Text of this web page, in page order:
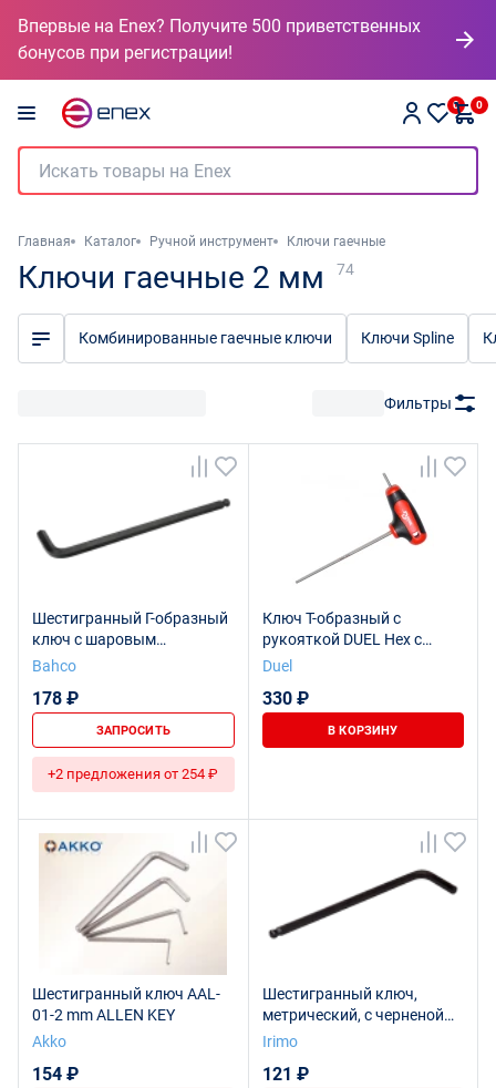
Впервые на Enex? Получите 500 приветственных
бонусов при регистрации!
0 0
Главная Каталог Ручной инструмент Ключи гаечные
Ключи гаечные 2 мм 74
Комбинированные гаечные ключи Ключи Spline
Фильтры
Шестигранный Г-образный
ключ с шаровым
наконечником, 2 мм
Bahco
178 ₽
ЗАПРОСИТЬ
+2 предложения от 254 ₽
Ключ Т-образный с
рукояткой DUEL Hex с
шаром 2мм, DL11-020-100
Duel
330 ₽
В КОРЗИНУ
Шестигранный ключ AAL-
01-2 mm ALLEN KEY
Akko
154 ₽
Шестигранный ключ,
метрический, с черненой
поверхностью, длинный, с
мм
Irimo
121 ₽